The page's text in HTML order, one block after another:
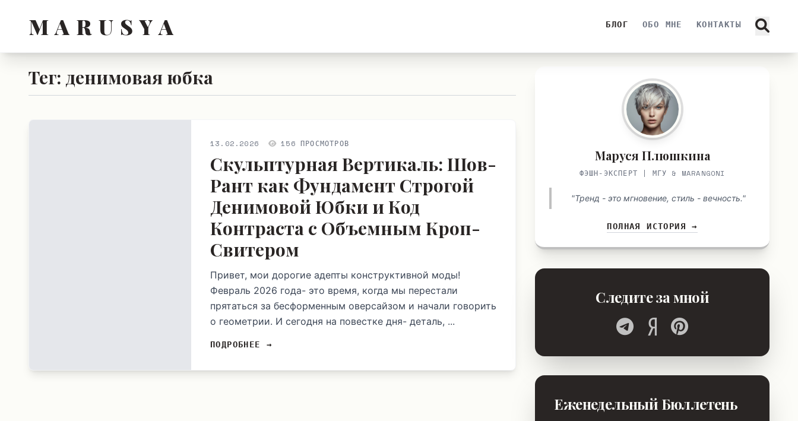
M A R U S Y A БЛОГ ОБО МНЕ КОНТАКТЫ
Тег: денимовая юбка
13.02.2026 156 ПРОСМОТРОВ
Скульптурная Вертикаль: Шов-
Рант как Фундамент Строгой
Денимовой Юбки и Код
Контраста с Объемным Кроп-
Свитером
Привет, мои дорогие адепты конструктивной моды!
Февраль 2026 года- это время, когда мы перестали
прятаться за бесформенным оверсайзом и начали говорить
о геометрии. И сегодня на повестке дня- деталь, ...
ПОДРОБНЕЕ →
Маруся Плюшкина
ФЭШН-ЭКСПЕРТ | МГУ & MARANGONI
"Тренд - это мгновение, стиль - вечность."
ПОЛНАЯ ИСТОРИЯ →
Следите за мной
Еженедельный Бюллетень